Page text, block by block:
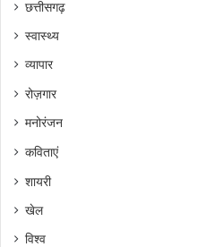
छत्तीसगढ़
स्वास्थ्य
व्यापार
रोज़गार
मनोरंजन
कविताएं
शायरी
खेल
विश्व